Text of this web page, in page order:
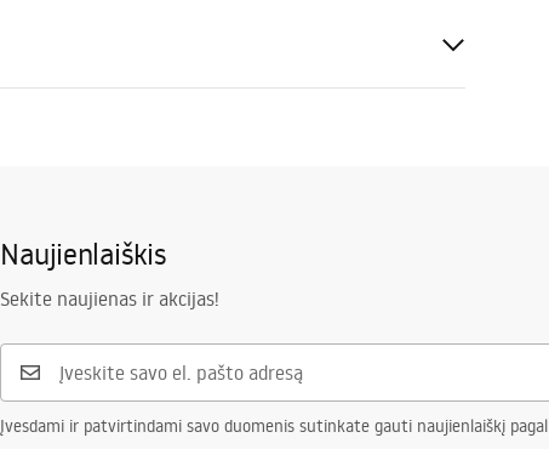
J tipas
Taip
Plieninei konstrukcijai – 120 mėn., kitiems
Naujienlaiškis
Sekite naujienas ir akcijas!
Įvesdami ir patvirtindami savo duomenis sutinkate gauti naujienlaiškį pagal